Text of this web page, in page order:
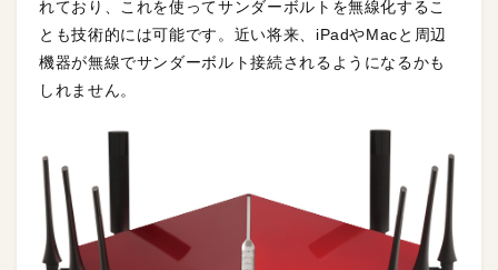
れており、これを使ってサンダーボルトを無線化するこ
とも技術的には可能です。近い将来、iPadやMacと周辺
機器が無線でサンダーボルト接続されるようになるかも
しれません。